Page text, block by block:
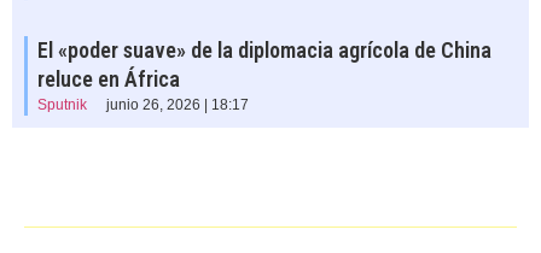
El «poder suave» de la diplomacia agrícola de China
reluce en África
Sputnik junio 26, 2026 | 18:17